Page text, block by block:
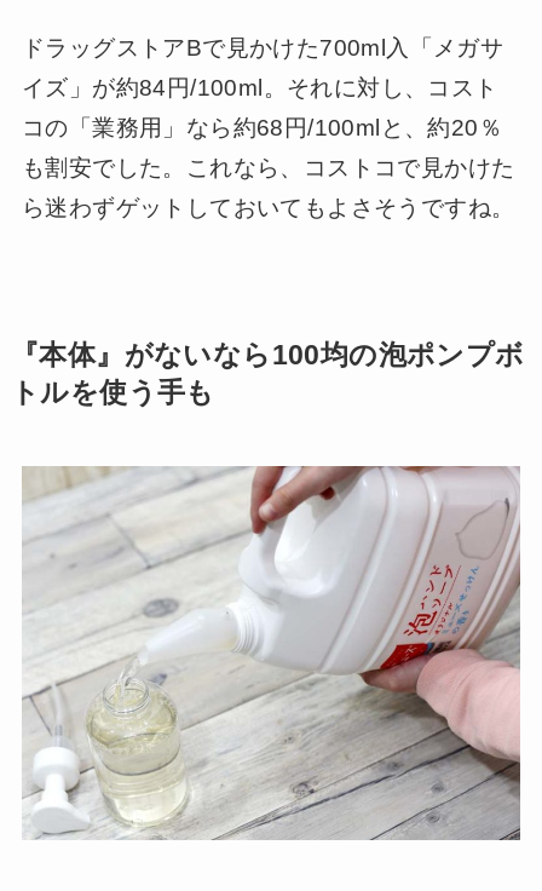
ドラッグストアBで見かけた700ml入「メガサ
イズ」が約84円/100ml。それに対し、コスト
コの「業務用」なら約68円/100mlと、約20％
も割安でした。これなら、コストコで見かけた
ら迷わずゲットしておいてもよさそうですね。
『本体』がないなら100均の泡ポンプボ
トルを使う手も